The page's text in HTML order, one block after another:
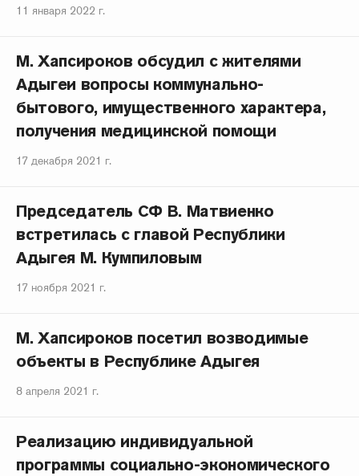
11 января 2022 г.
М. Хапсироков обсудил с жителями
Адыгеи вопросы коммунально-
бытового, имущественного характера,
получения медицинской помощи
17 декабря 2021 г.
Председатель СФ В. Матвиенко
встретилась с главой Республики
Адыгея М. Кумпиловым
17 ноября 2021 г.
М. Хапсироков посетил возводимые
объекты в Республике Адыгея
8 апреля 2021 г.
Реализацию индивидуальной
программы социально-экономического